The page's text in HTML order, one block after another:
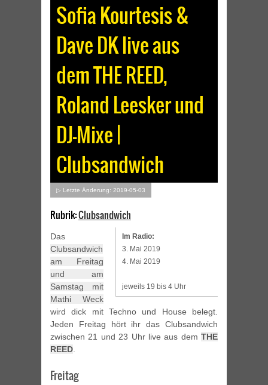
Sofia Kourtesis &
Dave DK live aus
dem THE REED,
Roland Leesker und
DJ-Mixe |
Clubsandwich
▷ Letzte Änderung: 2019-05-03
Rubrik:Clubsandwich
Im Radio:
3. Mai 2019
4. Mai 2019
jeweils 19 bis 4 Uhr
Das
Clubsandwich
am Freitag
und am
Samstag mit
Mathi Weck
wird dick mit Techno und House belegt.
Jeden Freitag hört ihr das Clubsandwich
zwischen 21 und 23 Uhr live aus dem THE
REED.
Freitag